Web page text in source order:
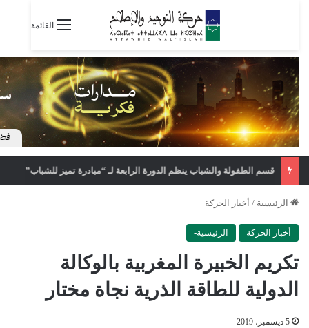
القائمة
قسم الطفولة والشباب ينظم الدورة الرابعة لـ “مبادرة تميز للشباب”
الرئيسية / أخبار الحركة
أخبار الحركة الرئيسية-
تكريم الخبيرة المغربية بالوكالة
الدولية للطاقة الذرية نجاة مختار
5 ديسمبر، 2019